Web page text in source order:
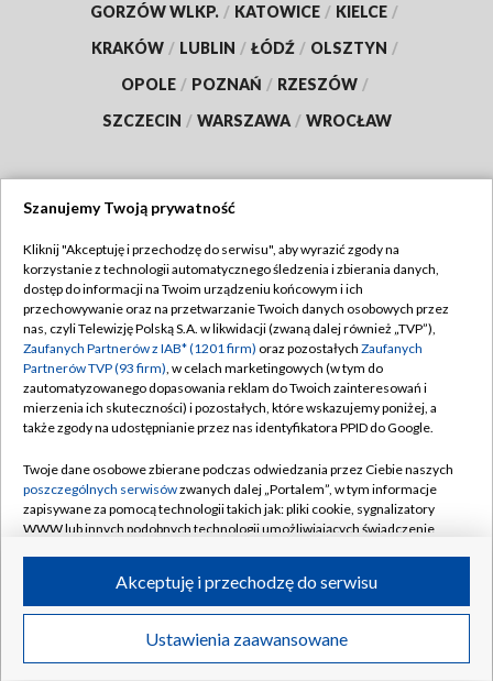
GORZÓW WLKP. / KATOWICE / KIELCE /
KRAKÓW / LUBLIN / ŁÓDŹ / OLSZTYN /
OPOLE / POZNAŃ / RZESZÓW /
SZCZECIN / WARSZAWA / WROCŁAW
TVP
Abonament TVP
Emisja w TVP
Centrum informacji TVP
Naziemna Telewizja Cyfrowa
Rada Programowa
System NOS
Informacje o nadawcy
Program dla prasy
Ogłoszenie przetargowe
Regulamin TVP
Polityka prywatności
Moje zgody
Pomoc
Kontakt
Kanały
©2026 Telewizja Polska S.A. w likwidacji
Szanujemy Twoją prywatność
Kliknij "Akceptuję i przechodzę do serwisu", aby wyrazić zgody na
korzystanie z technologii automatycznego śledzenia i zbierania danych,
dostęp do informacji na Twoim urządzeniu końcowym i ich
przechowywanie oraz na przetwarzanie Twoich danych osobowych przez
nas, czyli Telewizję Polską S.A. w likwidacji (zwaną dalej również „TVP”),
Zaufanych Partnerów z IAB* (1201 firm) oraz pozostałych Zaufanych
Partnerów TVP (93 firm), w celach marketingowych (w tym do
zautomatyzowanego dopasowania reklam do Twoich zainteresowań i
mierzenia ich skuteczności) i pozostałych, które wskazujemy poniżej, a
także zgody na udostępnianie przez nas identyfikatora PPID do Google.
Twoje dane osobowe zbierane podczas odwiedzania przez Ciebie naszych
poszczególnych serwisówzwanych dalej „Portalem”, w tym informacje
zapisywane za pomocą technologii takich jak: pliki cookie, sygnalizatory
WWW lub innych podobnych technologii umożliwiających świadczenie
ruchu w Internecie.
Twoje dane osobowe zbierane podczas odwiedzania przez Ciebie
poszczególnych serwisówna Portalu, takie jak adresy IP, identyfikatory
Ustawienia zaawansowane
Akceptuję i przechodzę do serwisu